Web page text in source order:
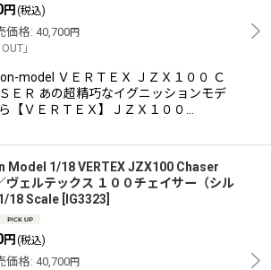
円 (税込)
価格: 40,700円
」
model ＶＥＲＴＥＸ ＪＺＸ１００ Ｃ
ＥＲ あの超精巧なイグニッションモデ
【ＶＥＲＴＥＸ】ＪＺＸ１００…
Model 1/18 VERTEX JZX100 Chaser
ヴェルテックス １００チェイサー（シル
18 Scale
IG3323
円 (税込)
価格: 40,700円